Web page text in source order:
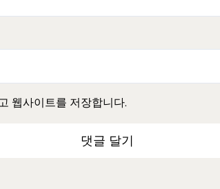
웹사이트를 저장합니다.